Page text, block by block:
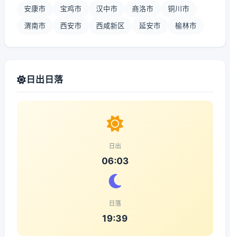
安康市 宝鸡市 汉中市 商洛市 铜川市
渭南市 西安市 西咸新区 延安市 榆林市
日出日落
日出
06:03
日落
19:39